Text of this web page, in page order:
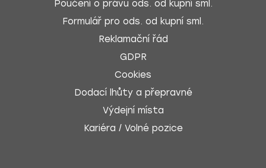
Poučení o právu ods. od kupní sml.
Formulář pro ods. od kupní sml.
Reklamační řád
GDPR
Cookies
Dodací lhůty a přepravné
Výdejní místa
Kariéra / Volné pozice